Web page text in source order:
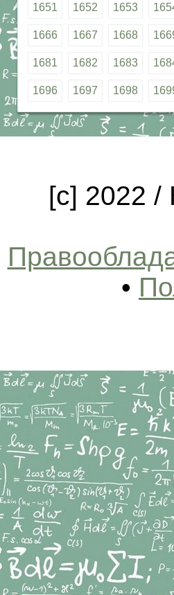
1651 1652 1653
1666 1667 1668
1681 1682 1683
1696 1697 1698
[c] 2022 /
•